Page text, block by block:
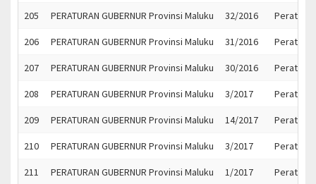
205 PERATURAN GUBERNUR Provinsi Maluku 32/2016 Peraturan
206 PERATURAN GUBERNUR Provinsi Maluku 31/2016 Peraturan
207 PERATURAN GUBERNUR Provinsi Maluku 30/2016 Peraturan
208 PERATURAN GUBERNUR Provinsi Maluku 3/2017 Peraturan
209 PERATURAN GUBERNUR Provinsi Maluku 14/2017 Peraturan
210 PERATURAN GUBERNUR Provinsi Maluku 3/2017 Peraturan
211 PERATURAN GUBERNUR Provinsi Maluku 1/2017 Peraturan